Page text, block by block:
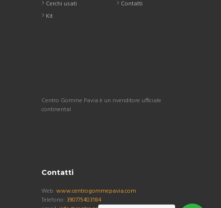
Cerchi usati
Kit
Contatti
Centro Gomme Pavia è un rivenditore ufficiale
continental
Contatti
Web: www.centrogommepavia.com
Telefono: 390775403184